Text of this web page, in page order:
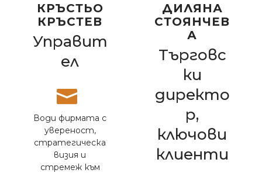
КРЪСТЬО
КРЪСТЕВ
Управит
ел
Води фирмата с
увереност,
стратегическа
визия и
стремеж към
ДИЛЯНА
СТОЯНЧЕВ
А
Търговс
ки
директо
р,
ключови
клиенти